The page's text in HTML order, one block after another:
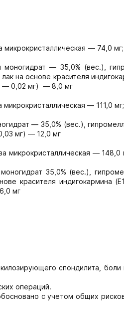
— 74,0
моногидрат — 35,0% (вес.),
на основе красителя
— 0,02 мг) — 8,0 мг
— 111,0
— 35,0% (вес.),
мг) — 12,0 мг
микрокристаллическая — 148,0
35,0% (вес.),
красителя индигокармина
мг
спондилита, боли
операций.
с учетом общих